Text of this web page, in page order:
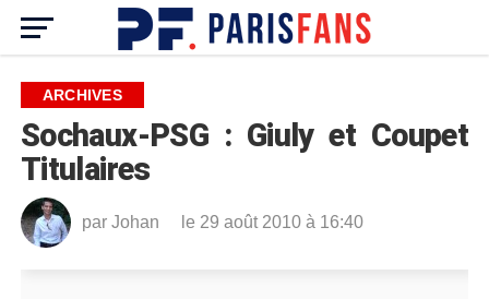
ARCHIVES
Sochaux-PSG : Giuly et Coupet
Titulaires
par Johan le 29 août 2010 à 16:40